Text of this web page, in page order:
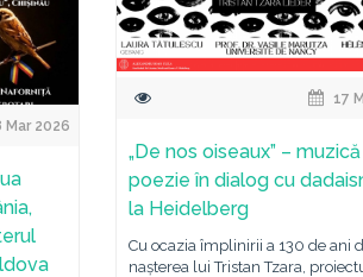
Mar 2026
17
„De nos oiseaux” –
poezie în dialog cu
la Heidelberg
Cu ocazia împlinirii a 130 de ani
nașterea lui Tristan Tzara,